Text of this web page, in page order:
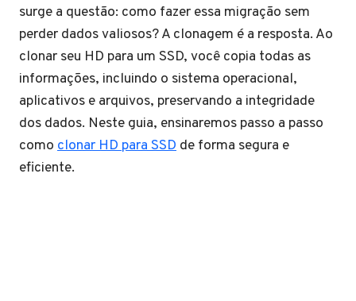
surge a questão: como fazer essa migração sem
perder dados valiosos? A clonagem é a resposta. Ao
clonar seu HD para um SSD, você copia todas as
informações, incluindo o sistema operacional,
aplicativos e arquivos, preservando a integridade
dos dados. Neste guia, ensinaremos passo a passo
como clonar HD para SSD de forma segura e
eficiente.